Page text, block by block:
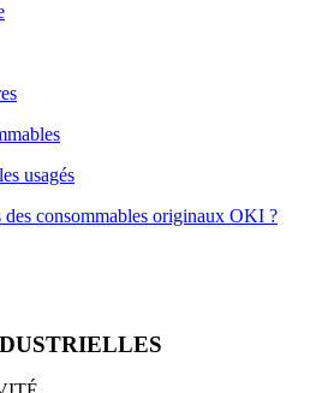
usagés
des consommables originaux OKI ?